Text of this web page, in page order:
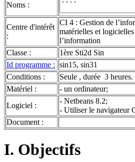
Noms :
Centre d'intérêt
:
CI 4 : Gestion de
matérielles et
l’information
Classe :
1ère Sti2d Sin
Id programme : sin15, sin31
Conditions :
Seule , durée 3 heures.
Matériel :
- un ordinateur;
Logiciel :
- Netbeans 8.2;
- Utiliser le navigateur
Document :
I. Objectifs